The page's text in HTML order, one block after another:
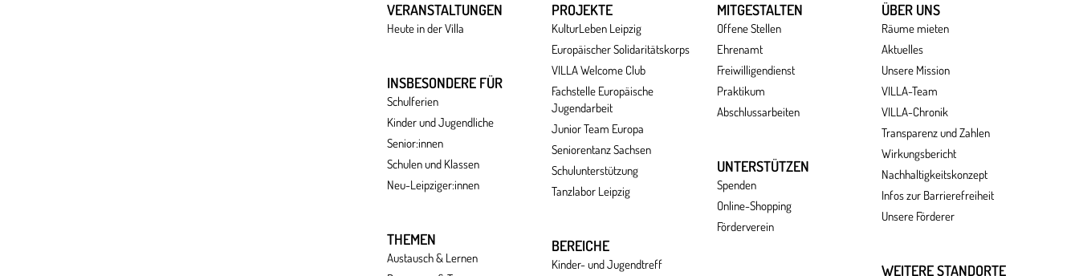
VERANSTALTUNGEN
Heute in der Villa
INSBESONDERE FÜR
Schulferien
Kinder und Jugendliche
Senior:innen
Schulen und Klassen
Neu-Leipziger:innen
THEMEN
Austausch & Lernen
PROJEKTE
KulturLeben Leipzig
Europäischer Solidaritätskorps
VILLA Welcome Club
Fachstelle Europäische
Jugendarbeit
Junior Team Europa
Seniorentanz Sachsen
Schulunterstützung
Tanzlabor Leipzig
BEREICHE
Kinder- und Jugendtreff
MITGESTALTEN
Offene Stellen
Ehrenamt
Freiwilligendienst
Praktikum
Abschlussarbeiten
UNTERSTÜTZEN
Spenden
Online-Shopping
Förderverein
ÜBER UNS
Räume mieten
Aktuelles
Unsere Mission
VILLA-Team
VILLA-Chronik
Transparenz und Zahlen
Wirkungsbericht
Nachhaltigkeitskonzept
Infos zur Barrierefreiheit
Unsere Förderer
WEITERE STANDORTE